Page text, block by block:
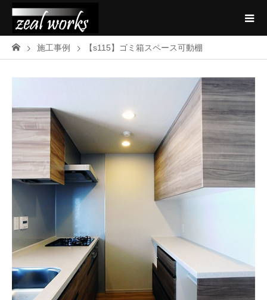
施工事例 【s115】ゴミ箱スペース可動棚